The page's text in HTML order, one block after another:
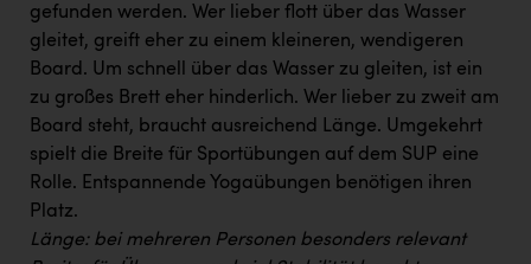
Dopgas
kunden basics
kontakt
gefunden werden. Wer lieber flott über das Wasser
gleitet, greift eher zu einem kleineren, wendigeren
Board. Um schnell über das Wasser zu gleiten, ist ein
zu großes Brett eher hinderlich. Wer lieber zu zweit am
Board steht, braucht ausreichend Länge. Umgekehrt
spielt die Breite für Sportübungen auf dem SUP eine
Rolle. Entspannende Yogaübungen benötigen ihren
Platz.
Länge: bei mehreren Personen besonders relevant